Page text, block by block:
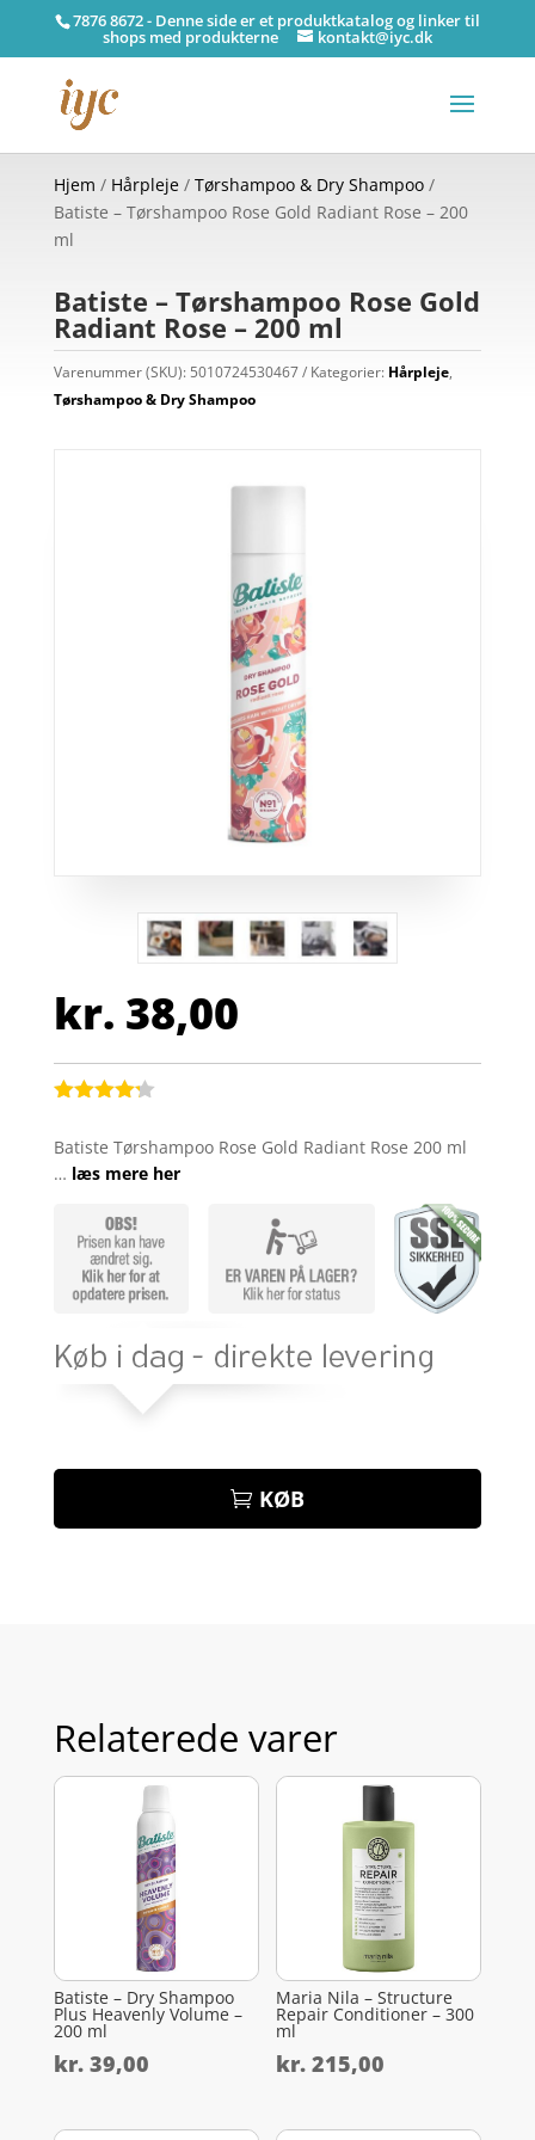
7876 8672 - Denne side er et produktkatalog og linker til
shops med produkterne kontakt@iyc.dk
Hjem / Hårpleje/ Tørshampoo & Dry Shampoo/
Batiste – Tørshampoo Rose Gold Radiant Rose – 200
ml
Batiste – Tørshampoo Rose Gold
Radiant Rose – 200 ml
Varenummer (SKU): 5010724530467 Kategorier: Hårpleje,
Tørshampoo & Dry Shampoo
kr. 38,00
ud af 5
baseret
mmelser
Batiste Tørshampoo Rose Gold Radiant Rose 200 ml
… læs mere her
KØB
Relaterede varer
Batiste – Dry Shampoo
Plus Heavenly Volume –
200 ml
kr.39,00
Maria Nila – Structure
Repair Conditioner – 300
ml
kr. 215,00